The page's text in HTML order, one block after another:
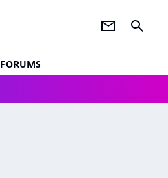
newsletter search
FORUMS